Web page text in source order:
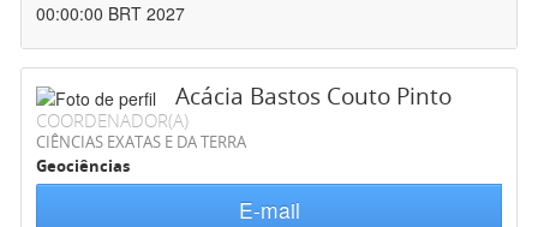
00:00:00 BRT 2027
Acácia Bastos Couto Pinto
COORDENADOR(A)
CIÊNCIAS EXATAS E DA TERRA
Geociências
E-mail